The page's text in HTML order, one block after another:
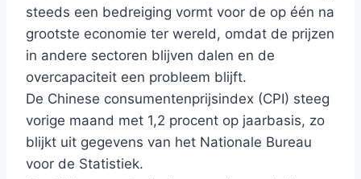
steeds een bedreiging vormt voor de op één na
grootste economie ter wereld, omdat de prijzen
in andere sectoren blijven dalen en de
overcapaciteit een probleem blijft.
De Chinese consumentenprijsindex (CPI) steeg
vorige maand met 1,2 procent op jaarbasis, zo
blijkt uit gegevens van het Nationale Bureau
voor de Statistiek.